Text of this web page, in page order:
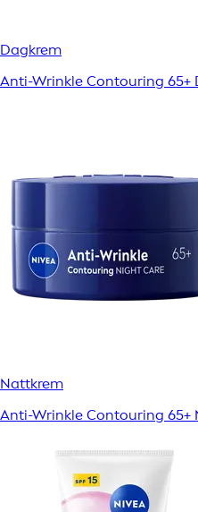
Dagkrem
Anti-Wrinkle Contouring 65+
Nattkrem
Anti-Wrinkle Contouring 65+